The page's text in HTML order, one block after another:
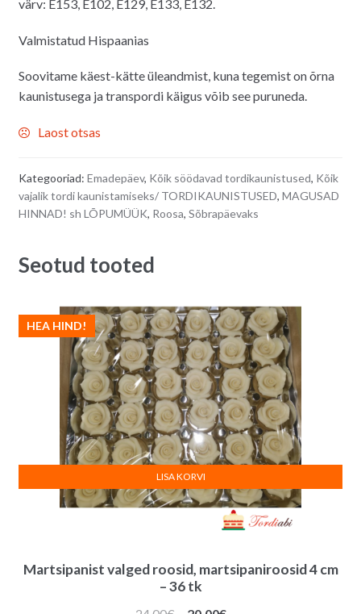
värv: E153, E102, E129, E133, E132.
Valmistatud Hispaanias
Soovitame käest-kätte üleandmist, kuna tegemist on õrna
kaunistusega ja transpordi käigus võib see puruneda.
Laost otsas
Kategooriad: Emadepäev, Kõik söödavad tordikaunistused, Kõik
vajalik tordi kaunistamiseks/ TORDIKAUNISTUSED, MAGUSAD
HINNAD! sh LÕPUMÜÜK, Roosa, Sõbrapäevaks
Seotud tooted
Martsipanist valged roosid, martsipaniroosid 4 cm
– 36 tk
HEA HIND!
LISA KORVI